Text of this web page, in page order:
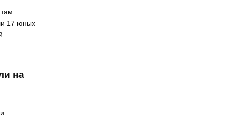
17 юных
на